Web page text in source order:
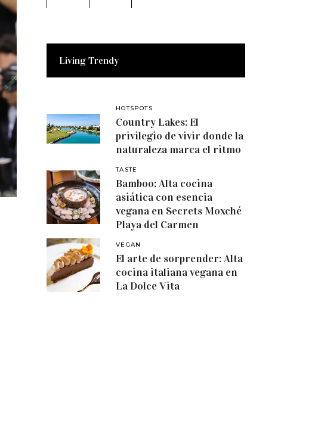
Living Trendy
HOTSPOTS
Country Lakes: El
privilegio de vivir donde la
naturaleza marca el ritmo
TASTE
Bamboo: Alta cocina
asiática con esencia
vegana en Secrets Moxché
Playa del Carmen
VEGAN
El arte de sorprender: Alta
cocina italiana vegana en
La Dolce Vita